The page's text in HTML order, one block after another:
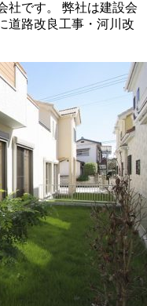
社です。 弊社は建設会
道路改良工事・河川改